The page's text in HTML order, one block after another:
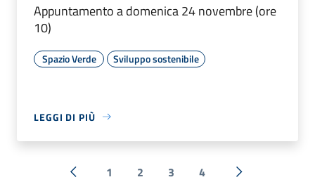
Appuntamento a domenica 24 novembre (ore
10)
Spazio Verde Sviluppo sostenibile
LEGGI DI PIÙ
« Precedente
1 2 3 4 Successiva »